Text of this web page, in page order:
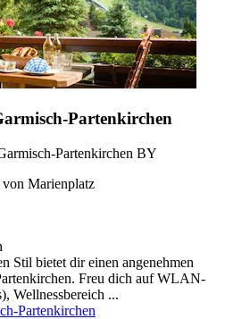
Partenkirchen
Partenkirchen BY
von Marienplatz
Stil bietet dir einen angenehmen
Freu dich auf WLAN-
Wellnessbereich ...
Partenkirchen